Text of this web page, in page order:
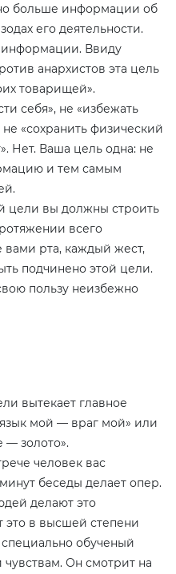
больше информации об
его деятельности.
информации. Ввиду
анархистов эта цель
товарищей».
себя», не «избежать
«сохранить физический
Нет. Ваша цель одна: не
и тем самым
цели вы должны строить
всего
вами рта, каждый жест,
подчинено этой цели.
пользу неизбежно
вытекает главное
мой — враг мой» или
— золото».
человек вас
беседы делает опер.
делают это
это в высшей степени
обученый
Он смотрит на